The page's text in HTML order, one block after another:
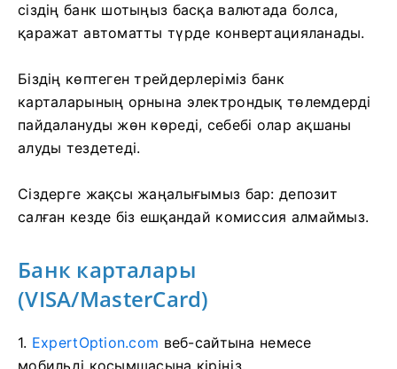
сіздің банк шотыңыз басқа валютада болса,
қаражат автоматты түрде конвертацияланады.
Біздің көптеген трейдерлеріміз банк
карталарының орнына электрондық төлемдерді
пайдалануды жөн көреді, себебі олар ақшаны
алуды тездетеді.
Сіздерге жақсы жаңалығымыз бар: депозит
салған кезде біз ешқандай комиссия алмаймыз.
Банк карталары
(VISA/MasterCard)
1. ExpertOption.com веб-сайтына немесе
мобильді қосымшасына кіріңіз.